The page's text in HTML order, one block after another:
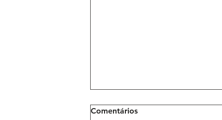
Comentários